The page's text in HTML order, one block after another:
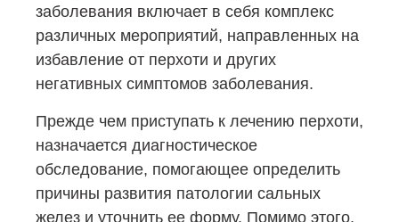
заболевания включает в себя комплекс
различных мероприятий, направленных на
избавление от перхоти и других
негативных симптомов заболевания.
Прежде чем приступать к лечению перхоти,
назначается диагностическое
обследование, помогающее определить
причины развития патологии сальных
желез и уточнить ее форму. Помимо этого,